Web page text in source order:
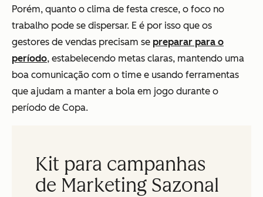
Porém, quanto o clima de festa cresce, o foco no
trabalho pode se dispersar. E é por isso que os
gestores de vendas precisam se preparar para o
período, estabelecendo metas claras, mantendo uma
boa comunicação com o time e usando ferramentas
que ajudam a manter a bola em jogo durante o
período de Copa.
Kit para campanhas
de Marketing Sazonal